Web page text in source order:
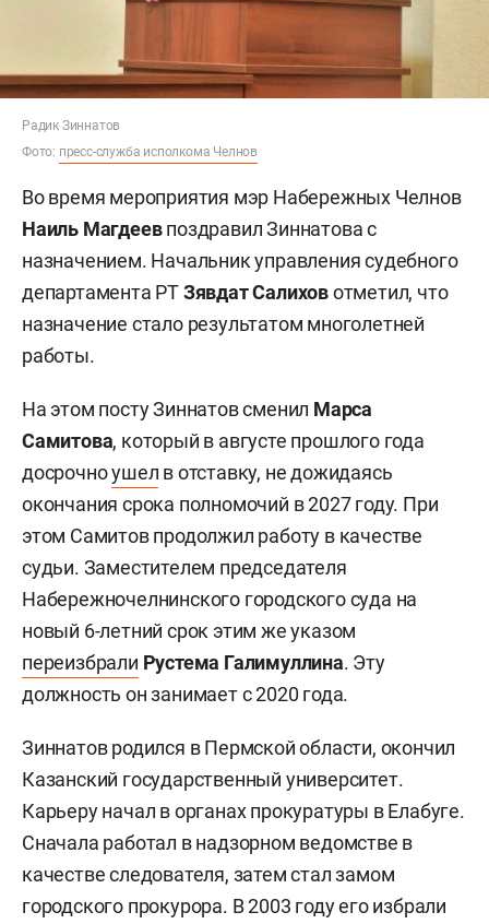
Радик Зиннатов
Фото: пресс-служба исполкома Челнов
Во время мероприятия мэр Набережных Челнов
Наиль Магдеевпоздравил Зиннатова с
назначением. Начальник управления судебного
департамента РТЗявдат Салиховотметил, что
назначение стало результатом многолетней
работы.
На этом посту Зиннатов сменил Марса
Самитова, который в августе прошлого года
досрочноушел в отставку, не дожидаясь
окончания срока полномочий в 2027 году. При
этом Самитов продолжил работу в качестве
судьи. Заместителем председателя
Набережночелнинского городского суда на
новый 6-летний срок этим же указом
переизбрали Рустема Галимуллина. Эту
должность он занимает с 2020 года.
Зиннатов родился в Пермской области, окончил
Казанский государственный университет.
Карьеру начал в органах прокуратуры в Елабуге.
Сначала работал в надзорном ведомстве в
качестве следователя, затем стал замом
городского прокурора. В 2003 году его избрали